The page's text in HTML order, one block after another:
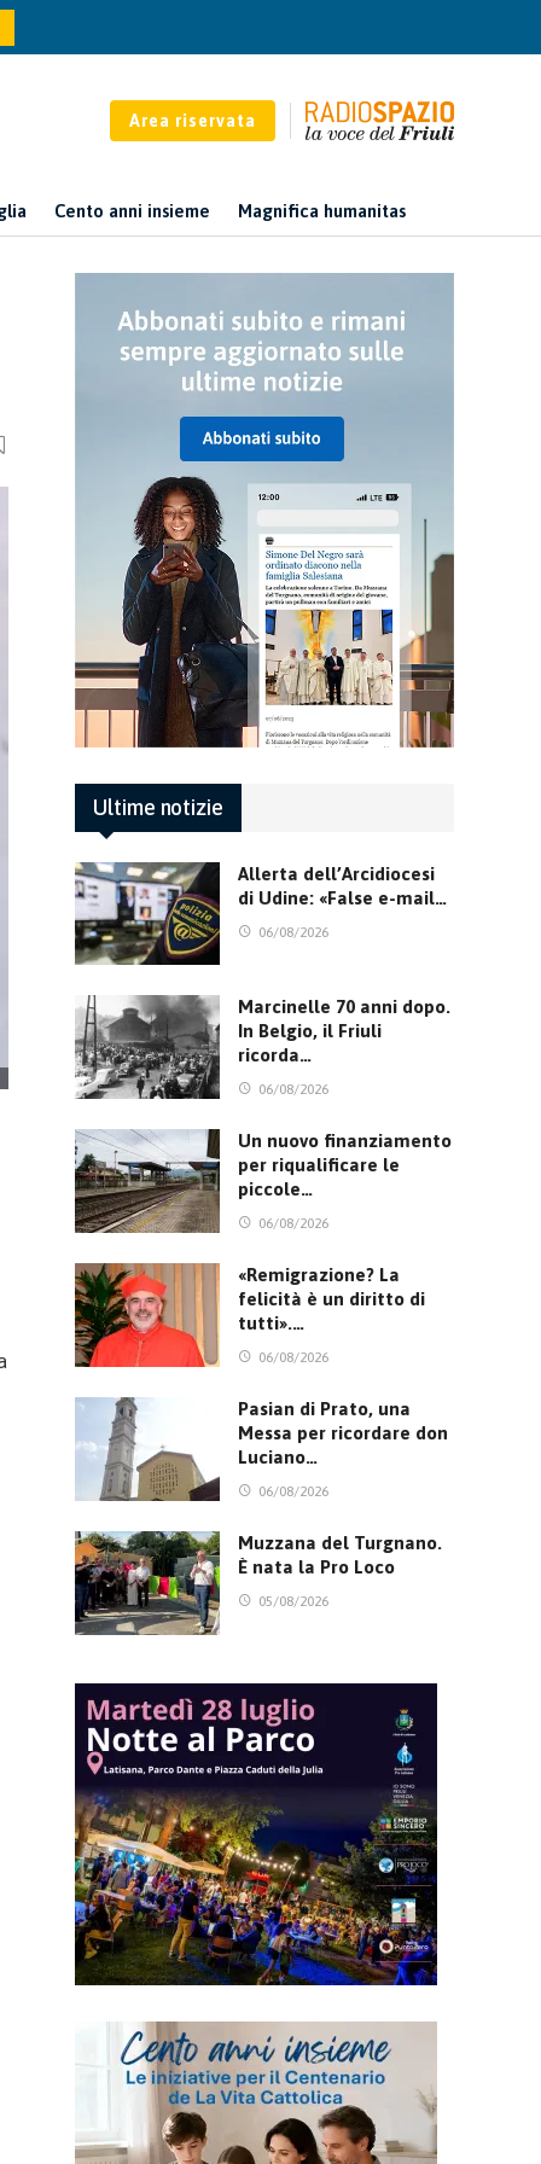
Area riservata
Cento anni insieme Magnifica humanitas
Ultime notizie
Allerta dell’Arcidiocesi
di Udine: «False e-mail…
06/08/2026
Marcinelle 70 anni dopo.
In Belgio, il Friuli
ricorda…
06/08/2026
Un nuovo finanziamento
per riqualificare le
piccole…
06/08/2026
«Remigrazione? La
felicità è un diritto di
tutti».…
06/08/2026
Pasian di Prato, una
Messa per ricordare don
Luciano…
06/08/2026
Muzzana del Turgnano.
È nata la Pro Loco
05/08/2026